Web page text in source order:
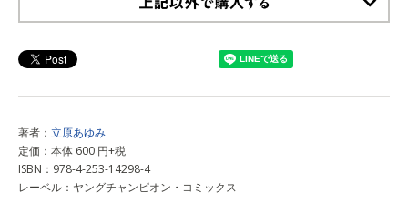
著者： 立原あゆみ
定価：本体 600 円+税
ISBN：978-4-253-14298-4
レーベル：ヤングチャンピオン・コミックス